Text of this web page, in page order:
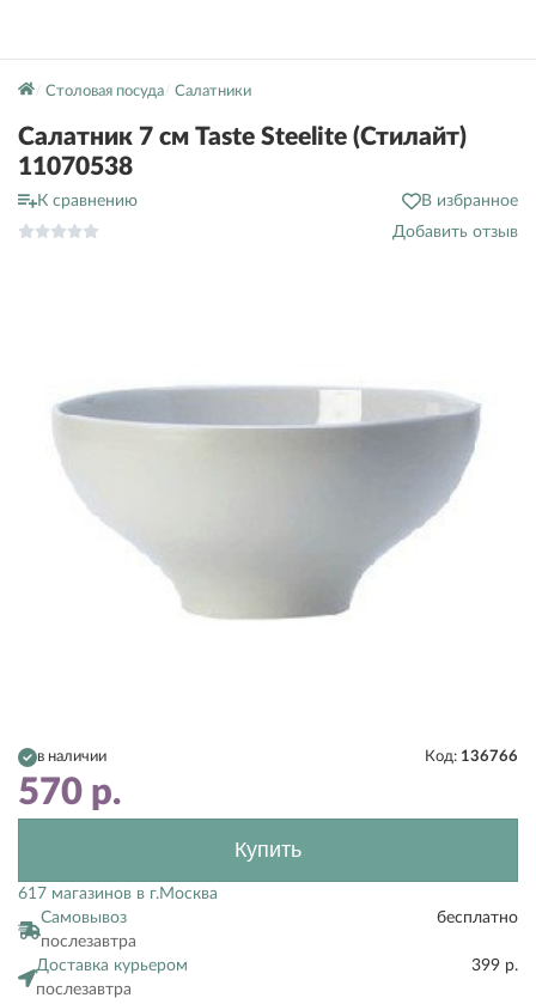
Столовая посуда Салатники
Салатник 7 см Taste Steelite (Стилайт)
11070538
К сравнению
В избранное
Добавить отзыв
в наличии Код: 136766
570 р.
Купить
617 магазинов в г.Москва
Самовывоз
послезавтра
бесплатно
Доставка курьером
послезавтра
399 р.